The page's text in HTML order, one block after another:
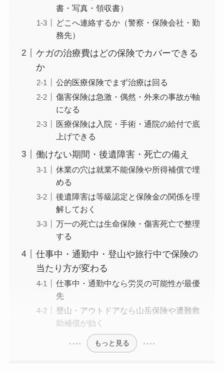
書・写真・領収書）
どこへ連絡するか（警察・保険会社・勤
務先）
ケガの治療費はどの保険でカバーできる
か
公的医療保険でまず治療は回る
傷害保険は急激・偶然・外来の事故が軸
になる
医療保険は入院・手術・通院の給付で底
上げできる
働けない期間・後遺障害・死亡の備え
休業の穴は就業不能保険や所得補償で埋
める
後遺障害は等級認定と保険金の関係を理
解しておく
万一の死亡は生命保険・傷害死亡で整理
する
仕事中・通勤中・登山や旅行中で保険の
当たり方が変わる
仕事中・通勤中なら労災の可能性が最優
先
登山・アウトドアなら山岳保険や遭難救
助補償が効く
もっと見る